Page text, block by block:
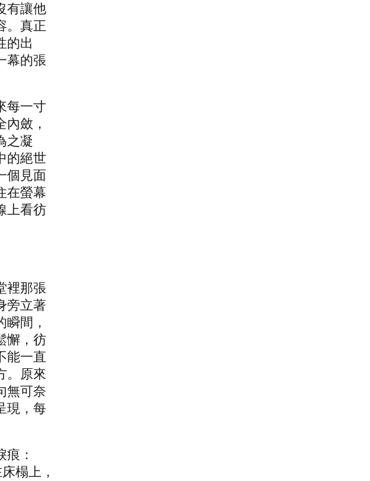
有讓他
。真正
的出
幕的張
每一寸
斂，
之凝
的絕世
個見面
在螢幕
上看彷
裡那張
旁立著
間，
懈，彷
能一直
。原來
無可奈
現，每
：
榻上，